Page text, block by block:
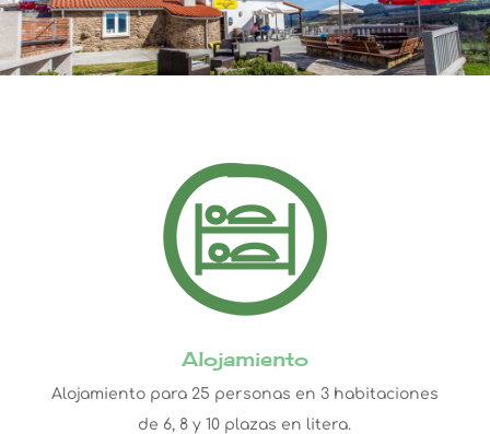
Alojamiento
Alojamiento para 25 personas en 3 habitaciones
de 6, 8 y 10 plazas en litera.